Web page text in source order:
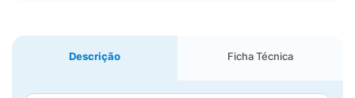
Descrição Ficha Técnica